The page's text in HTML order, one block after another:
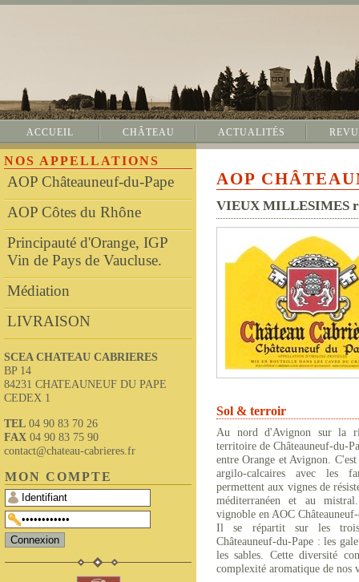
ACCUEIL CHÂTEAU ACTUALITÉS
NOS APPELLATIONS
AOP Châteauneuf-du-Pape
AOP Côtes du Rhône
Principauté d'Orange, IGP
Vin de Pays de Vaucluse.
Médiation
LIVRAISON
SCEA CHATEAU CABRIERES
BP 14
84231 CHATEAUNEUF DU PAPE
CEDEX 1
TEL 04 90 83 70 26
FAX 04 90 83 75 90
contact@chateau-cabrieres.fr
MON COMPTE
AOP
VIEUX MILLESIMES
Sol & terroir
Au nord d'Avignon sur la
territoire de Châteauneuf-du-
entre Orange et Avignon. C'est
argilo-calcaires avec les
permettent aux vignes de
méditerranéen et au
vignoble en AOC
Il se répartit sur les
Châteauneuf-du-Pape : les
les sables. Cette diversité
complexité aromatique de nos